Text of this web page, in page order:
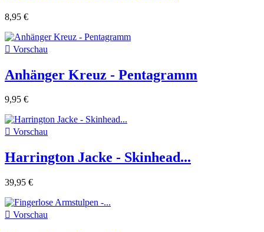
8,95 €
 Vorschau
Anhänger Kreuz - Pentagramm
9,95 €
 Vorschau
Harrington Jacke - Skinhead...
39,95 €
 Vorschau